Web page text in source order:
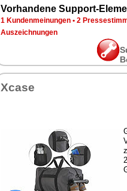
Vorhandene Support-
1 Kundenmeinungen • 2
Auszeichnungen
Xcase